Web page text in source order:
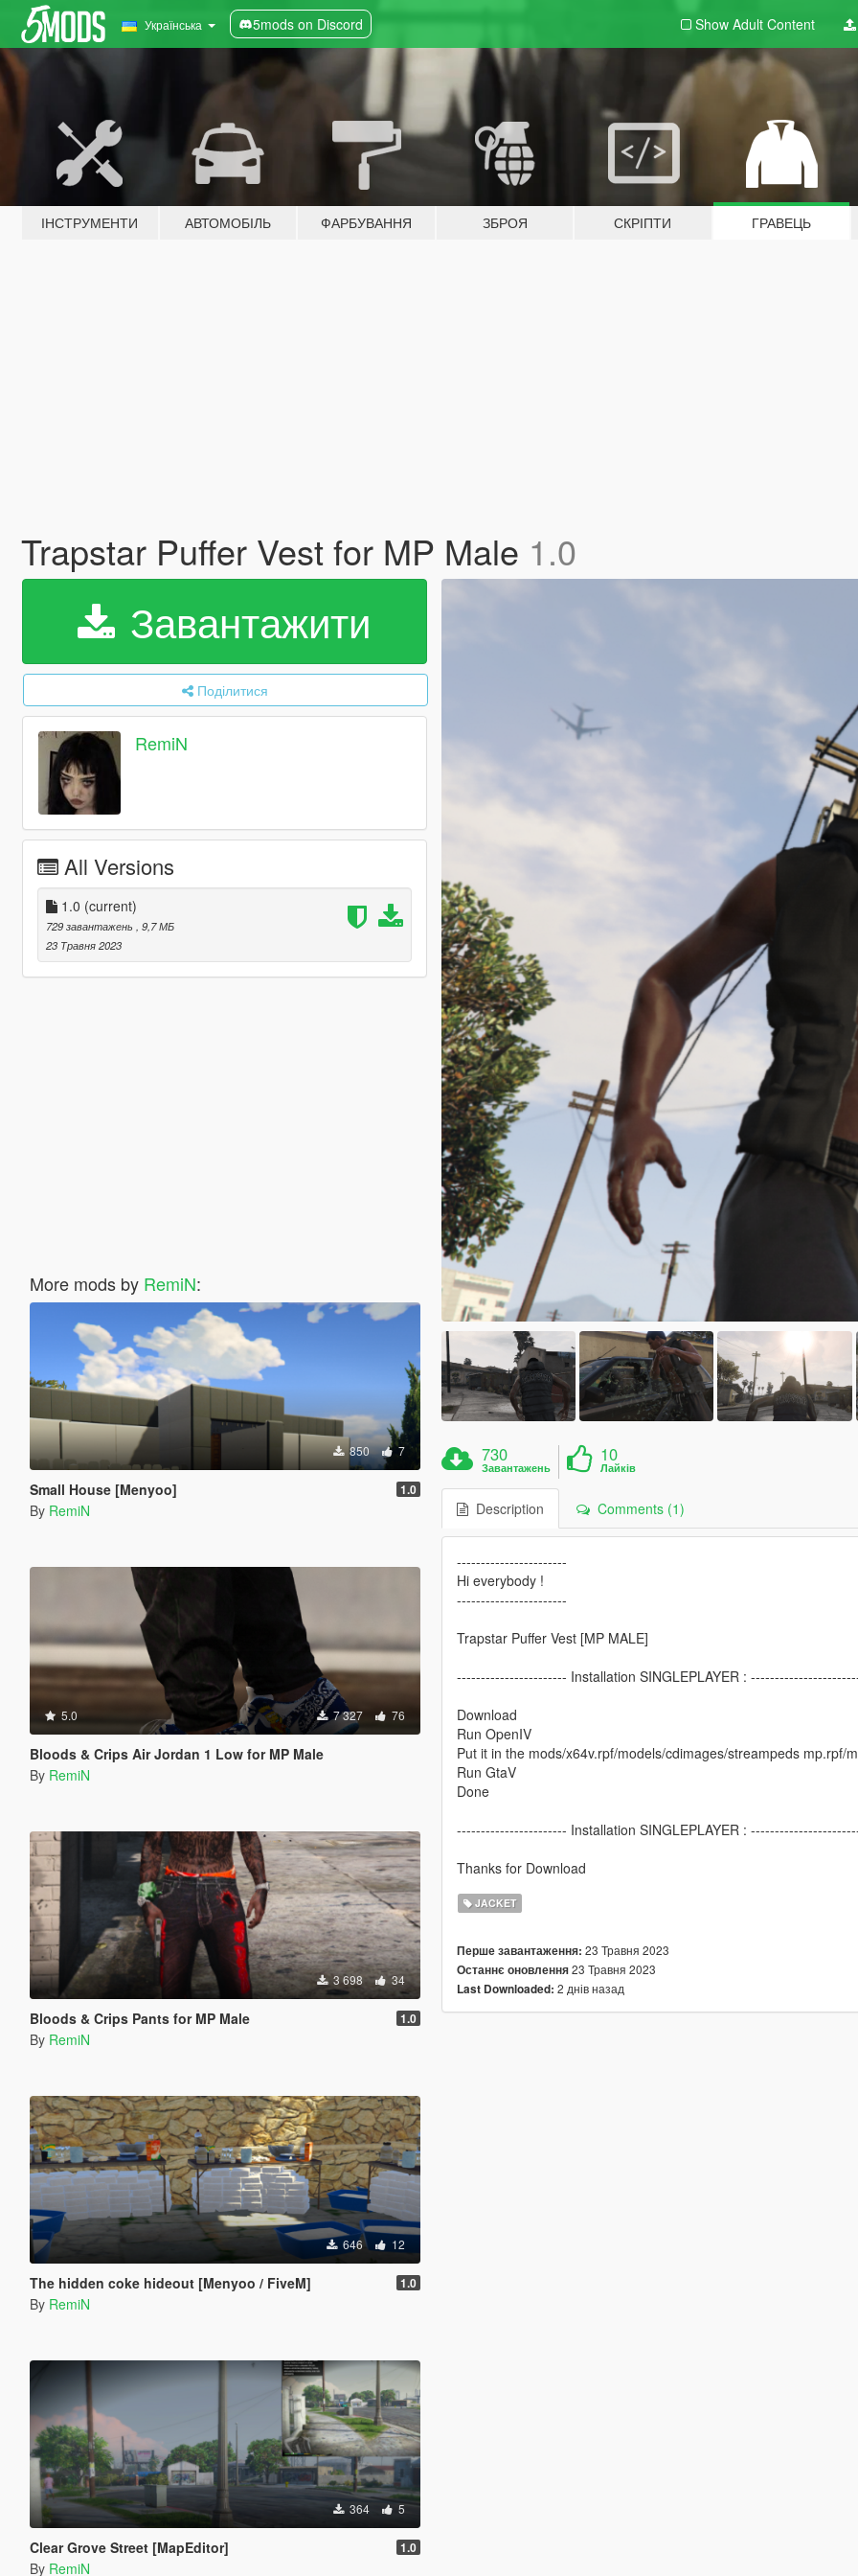
Українська 5mods on Discord Show Adult Content
ІНСТРУМЕНТИ АВТОМОБІЛЬ ФАРБУВАННЯ ЗБРОЯ СКРІПТИ ГРАВЕЦЬ
Trapstar Puffer Vest for MP Male 1.0
Завантажити
Поділитися
RemiN
All Versions
1.0 (current)
729 завантажень
, 9,7 МБ
23 Травня 2023
More mods by RemiN:
850 7
Small House [Menyoo] 1.0
By RemiN
5.0 7 327 76
Bloods & Crips Air Jordan 1 Low for MP Male
By RemiN
3 698 34
Bloods & Crips Pants for MP Male 1.0
By RemiN
646 12
The hidden coke hideout [Menyoo / FiveM] 1.0
By RemiN
364 5
Clear Grove Street [MapEditor] 1.0
By RemiN
730
Завантажень
10
Лайків
Description Comments (1)
-----------------------
Hi everybody !
-----------------------
Trapstar Puffer Vest [MP MALE]
----------------------- Installation SINGLEPLAYER :
Download
Run OpenIV
Put it in the mods/x64v.rpf/models/cdimages/streampeds mp.rpf/
Run GtaV
Done
----------------------- Installation SINGLEPLAYER :
Thanks for Download
JACKET
Перше завантаження: 23 Травня 2023
Останнє оновлення23 Травня 2023
Last Downloaded: 2 днів назад